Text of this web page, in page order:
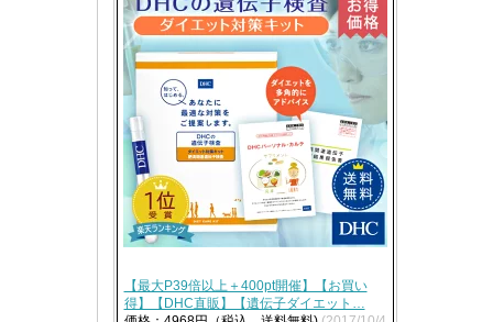
【最大P39倍以上＋400pt開催】【お買い
得】【DHC直販】【遺伝子ダイエット…